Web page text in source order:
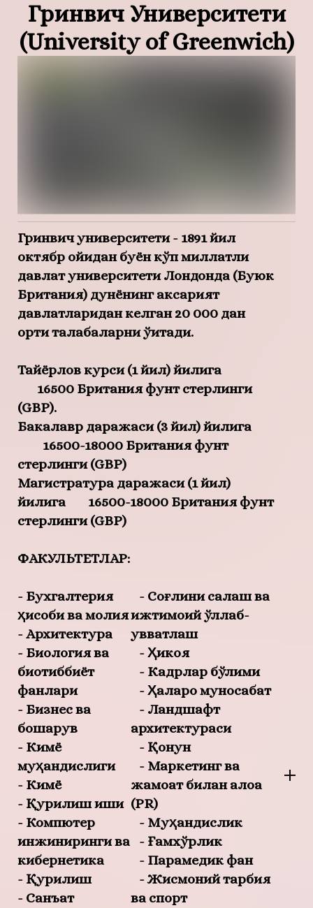
Гринвич Университети
(University of Greenwich)
Гринвич университети - 1891 йил
октябр ойидан буён кўп миллатли
давлат университети Лондонда (Буюк
Британия) дунёнинг аксарият
давлатларидан келган 20 000 дан
ортиқ талабаларни ўқитади.
Тайёрлов курси (1 йил) йилига
16500 Британия фунт стерлинги
(GBP).
Бакалавр даражаси (3 йил) йилига
16500-18000 Британия фунт
стерлинги (GBP)
Магистратура даражаси (1 йил)
йилига 16500-18000 Британия фунт
стерлинги (GBP)
ФАКУЛЬТЕТЛАР:
- Бухгалтерия
ҳисоби ва молия
- Архитектура
- Биология ва
биотиббиёт
фанлари
- Бизнес ва
бошқарув
- Кимё
муҳандислиги
- Кимё
- Қурилиш иши
- Компютер
инжиниринги ва
кибернетика
- Қурилиш
- Санъат
- Соғлиқни сақлаш ва
ижтимоий қўллаб-
қувватлаш
- Ҳикоя
- Кадрлар бўлими
- Ҳалқаро муносабат
- Ландшафт
архитектураси
- Қонун
- Маркетинг ва
жамоат билан алоқа
(PR)
- Муҳандислик
- Ғамхўрлик
- Парамедик фан
- Жисмоний тарбия
ва спорт